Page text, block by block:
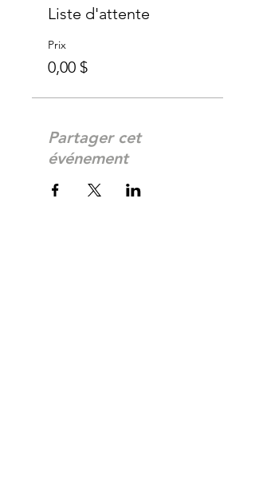
Liste d'attente
Prix
0,00 $
Partager cet
événement